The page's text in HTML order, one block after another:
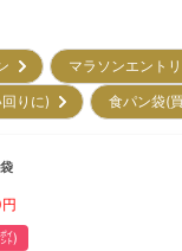
マラソンエント
回りに)
食パン袋(
円
)